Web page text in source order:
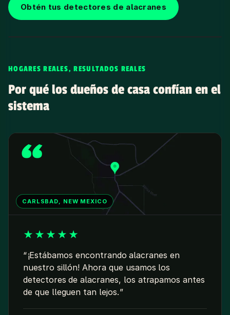
Obtén tus detectores de alacranes
HOGARES REALES, RESULTADOS REALES
Por qué los dueños de casa confían en el
sistema
CARLSBAD, NEW MEXICO
★ ★ ★ ★ ★
¡Estábamos encontrando alacranes en
nuestro sillón! Ahora que usamos los
detectores de alacranes, los atrapamos antes
de que lleguen tan lejos.